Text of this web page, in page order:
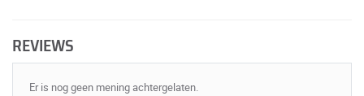
REVIEWS
Er is nog geen mening achtergelaten.